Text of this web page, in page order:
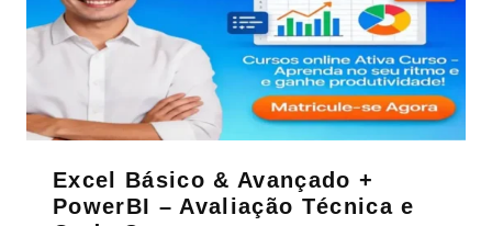
Excel Básico & Avançado +
PowerBI – Avaliação Técnica e